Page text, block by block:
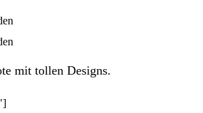
mit tollen Designs.